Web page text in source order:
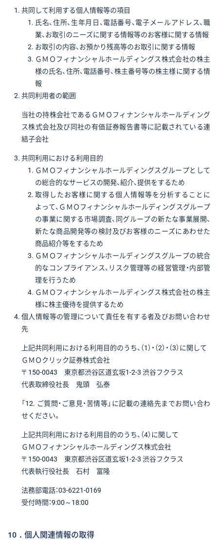
共同して利用する個人情報等の項目
氏名、住所、生年月日、電話番号、電子メールアドレス、職
業、お取引のニーズに関する情報等のお客様に関する情報
お取引の内容、お預かり残高等のお取引に関する情報
ＧＭＯフィナンシャルホールディングス株式会社の株主
様の氏名、住所、電話番号、株主番号等の株主様に関する情
報
共同利用者の範囲
当社の持株会社であるＧＭＯフィナンシャルホールディング
ス株式会社及び同社の有価証券報告書等に記載されている連
結子会社
共同利用における利用目的
ＧＭＯフィナンシャルホールディングスグループとして
の総合的なサービスの開発、紹介、提供をするため
取得したお客様に関する個人情報等を分析することに
よって、ＧＭＯフィナンシャルホールディングスグループ
の事業に関する市場調査、同グループの新たな事業展開、
新たな商品開発等の検討及びお客様のニーズにあわせた
商品紹介等をするため
ＧＭＯフィナンシャルホールディングスグループの統合
的なコンプライアンス、リスク管理等の経営管理・内部管
理を行うため
ＧＭＯフィナンシャルホールディングス株式会社の株主
様に株主優待を提供するため
個人情報等の管理について責任を有する者及びお問い合わせ
先
上記共同利用における利用目的のうち、（1）・（2）・（3）に関して
ＧＭＯクリック証券株式会社
〒150-0043 東京都渋谷区道玄坂1-2-3 渋谷フクラス
代表取締役社長 鬼頭 弘泰
「12. ご質問・ご意見・苦情等」に記載の連絡先までお問い合わ
せください。
上記共同利用における利用目的のうち、（4）に関して
ＧＭＯフィナンシャルホールディングス株式会社
〒150-0043 東京都渋谷区道玄坂1-2-3 渋谷フクラス
代表執行役社長 石村 富隆
法務部電話：03-6221-0169
受付時間：9:00～18:00
10．個人関連情報の取得